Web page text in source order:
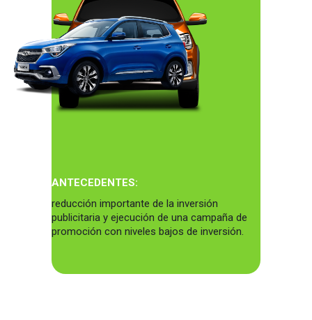
ANTECEDENTES:
reducción importante de la inversión
publicitaria y ejecución de una campaña de
promoción con niveles bajos de inversión.